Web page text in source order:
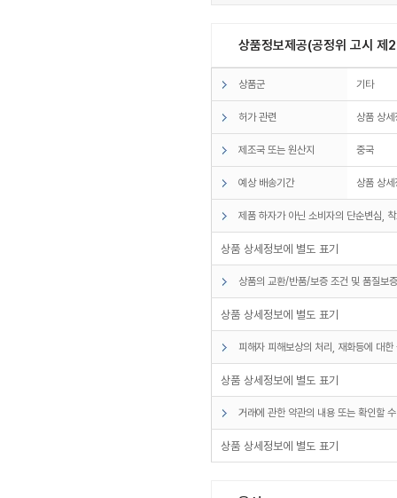
상품정보제공(공정위 고시
상품군 기타
허가 관련 상품 상
제조국 또는 원산지 중국
예상 배송기간 상품 상
제품 하자가 아닌 소비자의 단순변심,
상품 상세정보에 별도 표기
상품의 교환/반품/보증 조건 및 품질보
상품 상세정보에 별도 표기
피해자 피해보상의 처리, 재화등에 대
상품 상세정보에 별도 표기
거래에 관한 약관의 내용 또는 확인할
상품 상세정보에 별도 표기